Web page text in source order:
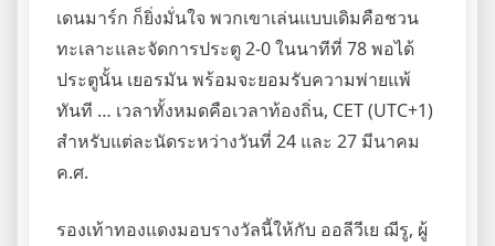
เดนมาร์ก ก็ยิ่งมั่นใจ พวกเขาเล่นแบบเดิมคือชวน
ทะเลาะและจัดการประตู 2-0 ในนาทีที่ 78 พอได้
ประตูนั้น เยอรมัน พร้อมจะยอมรับความพ่ายแพ้
ทันที … เวลาทั้งหมดคือเวลาท้องถิ่น, CET (UTC+1)
สำหรับแต่ละนัดระหว่างวันที่ 24 และ 27 มีนาคม
ค.ศ.
รองเท้าทองแดงมอบรางวัลนี้ให้กับ ออลีวีเย ฌีรู, ผู้